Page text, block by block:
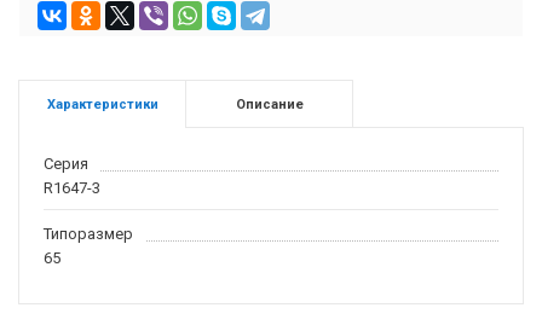
Характеристики Описание
Серия
R1647-3
Типоразмер
65